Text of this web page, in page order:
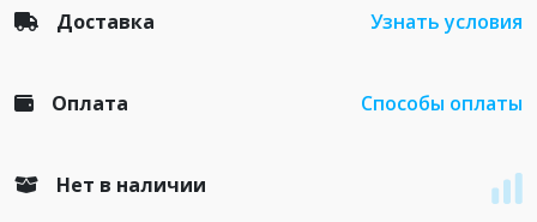
Доставка Узнать условия
Оплата Способы оплаты
Нет в наличии